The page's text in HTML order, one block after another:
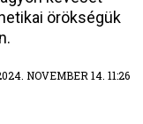
örökségük
NOVEMBER 14. 11:26